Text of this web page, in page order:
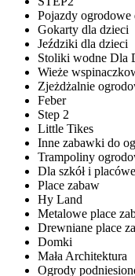
Pojazdy ogrodowe
Gokarty dla dzieci
Jeździki dla dzieci
Stoliki wodne Dla
Wieże
Zjeżdżalnie
Feber
Step 2
Little Tikes
Inne zabawki do
Trampoliny
Dla szkół i
Place zabaw
Hy Land
Metalowe place
Drewniane place
Domki
Mała Architektura
Ogrody